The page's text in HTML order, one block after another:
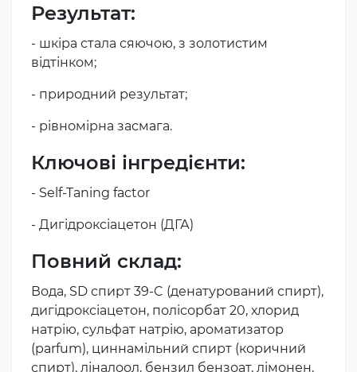
Результат:
- шкіра стала сяючою, з золотистим
відтінком;
- природний результат;
- рівномірна засмага.
Ключові інгредієнти:
- Self-Taning factor
- Дигідроксіацетон (ДГА)
Повний склад:
Вода, SD спирт 39-C (денатурований спирт),
дигідроксіацетон, полісорбат 20, хлорид
натрію, сульфат натрію, ароматизатор
(parfum), циннамільний спирт (коричний
спирт), ліналоол, бензил бензоат, лімонен,